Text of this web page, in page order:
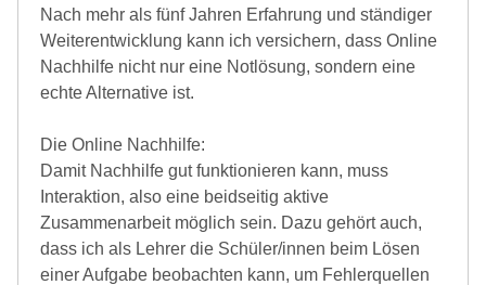
Nach mehr als fünf Jahren Erfahrung und ständiger
Weiterentwicklung kann ich versichern, dass Online
Nachhilfe nicht nur eine Notlösung, sondern eine
echte Alternative ist.
Die Online Nachhilfe:
Damit Nachhilfe gut funktionieren kann, muss
Interaktion, also eine beidseitig aktive
Zusammenarbeit möglich sein. Dazu gehört auch,
dass ich als Lehrer die Schüler/innen beim Lösen
einer Aufgabe beobachten kann, um Fehlerquellen